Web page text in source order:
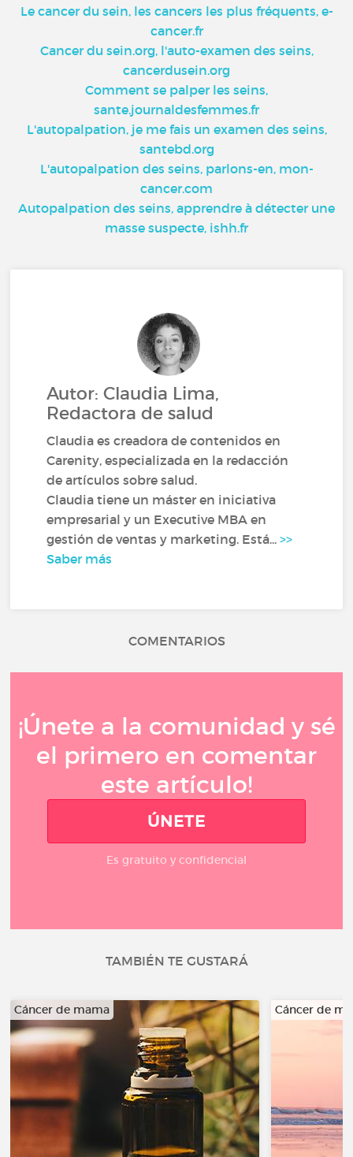
Le cancer du sein, les cancers les plus fréquents, e-
cancer.fr
Cancer du sein.org, l'auto-examen des seins,
cancerdusein.org
Comment se palper les seins,
sante.journaldesfemmes.fr
L'autopalpation, je me fais un examen des seins,
santebd.org
L'autopalpation des seins, parlons-en, mon-
cancer.com
Autopalpation des seins, apprendre à détecter une
masse suspecte, ishh.fr
Autor: Claudia Lima,
Redactora de salud
Claudia es creadora de contenidos en
Carenity, especializada en la redacción
de artículos sobre salud.
Claudia tiene un máster en iniciativa
empresarial y un Executive MBA en
gestión de ventas y marketing. Está...>>
Saber más
COMENTARIOS
¡Únete a la comunidad y sé
el primero en comentar
este artículo!
ÚNETE
Es gratuito y confidencial
TAMBIÉN TE GUSTARÁ
Cáncer de mama Cáncer de